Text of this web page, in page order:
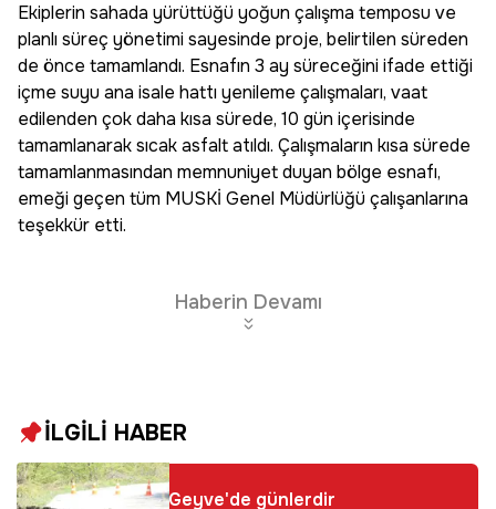
Ekiplerin sahada yürüttüğü yoğun çalışma temposu ve
planlı süreç yönetimi sayesinde proje, belirtilen süreden
de önce tamamlandı. Esnafın 3 ay süreceğini ifade ettiği
içme suyu ana isale hattı yenileme çalışmaları, vaat
edilenden çok daha kısa sürede, 10 gün içerisinde
tamamlanarak sıcak asfalt atıldı. Çalışmaların kısa sürede
tamamlanmasından memnuniyet duyan bölge esnafı,
emeği geçen tüm MUSKİ Genel Müdürlüğü çalışanlarına
teşekkür etti.
Haberin Devamı
İLGİLİ HABER
Geyve'de günlerdir